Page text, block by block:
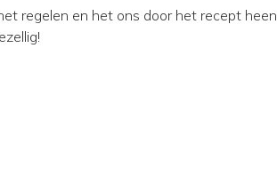
regelen en het ons door het recept heen